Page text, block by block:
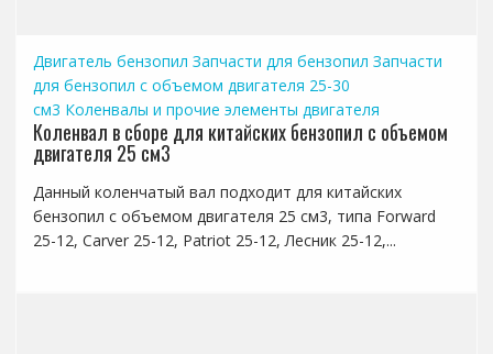
Двигатель бензопил Запчасти для бензопил Запчасти
для бензопил с объемом двигателя 25-30
см3 Коленвалы и прочие элементы двигателя
Коленвал в сборе для китайских бензопил с объемом
двигателя 25 см3
Данный коленчатый вал подходит для китайских
бензопил с объемом двигателя 25 см3, типа Forward
25-12, Carver 25-12, Patriot 25-12, Лесник 25-12,...